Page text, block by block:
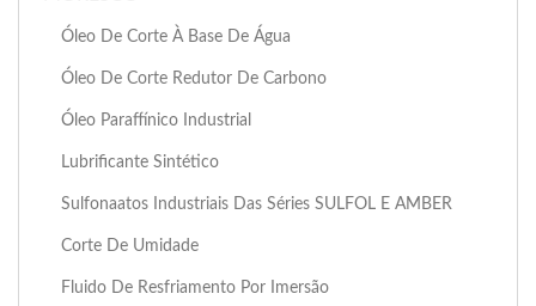
Óleo De Corte À Base De Água
Óleo De Corte Redutor De Carbono
Óleo Paraffínico Industrial
Lubrificante Sintético
Sulfonaatos Industriais Das Séries SULFOL E AMBER
Corte De Umidade
Fluido De Resfriamento Por Imersão